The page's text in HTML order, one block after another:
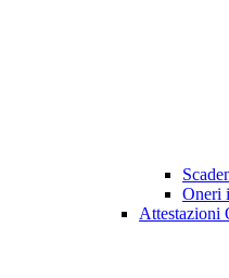
Oneri
Attestazioni